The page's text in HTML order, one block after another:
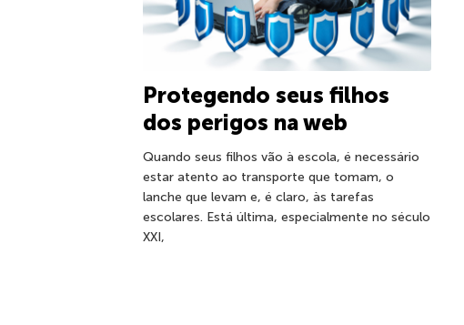
Protegendo seus filhos
dos perigos na web
Quando seus filhos vão à escola, é necessário
estar atento ao transporte que tomam, o
lanche que levam e, é claro, às tarefas
escolares. Está última, especialmente no século
XXI,